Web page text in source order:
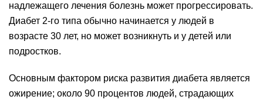
надлежащего лечения болезнь может прогрессировать.
Диабет 2-го типа обычно начинается у людей в
возрасте 30 лет, но может возникнуть и у детей или
подростков.
Основным фактором риска развития диабета является
ожирение; около 90 процентов людей, страдающих